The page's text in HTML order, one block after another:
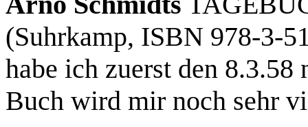
(Suhrkamp, ISBN 978-3-
habe ich zuerst den
Buch wird mir noch sehr